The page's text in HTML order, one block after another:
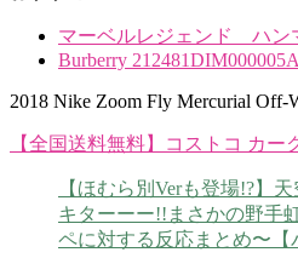
マーベルレジェンド ハン
Burberry
2018 Nike Zoom Fly Mercurial Off-
【全国送料無料】コストコ カー
【ほむら別Verも登場!?】
キターーー!!まさかの野手
ペに対する反応まとめ〜【